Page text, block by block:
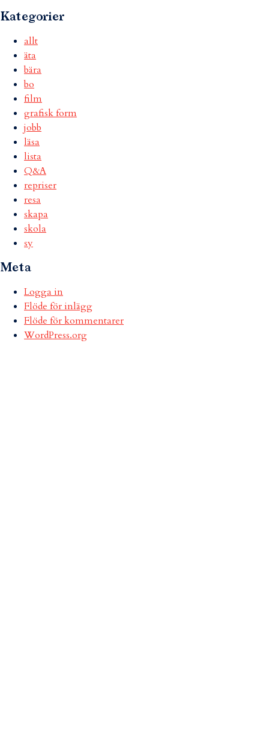
Kategorier
allt
äta
bära
bo
film
grafisk form
jobb
läsa
lista
Q&A
repriser
resa
skapa
skola
sy
Meta
Logga in
Flöde för inlägg
Flöde för kommentarer
WordPress.org